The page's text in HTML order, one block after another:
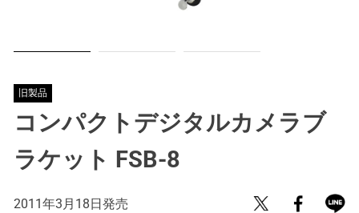
旧製品
コンパクトデジタルカメラブ
ラケット FSB-8
2011年3月18日発売